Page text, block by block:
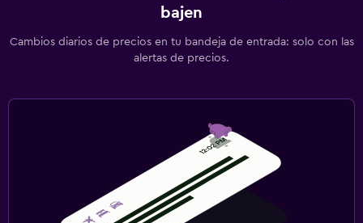
bajen
Cambios diarios de precios en tu bandeja de entrada: solo con las
alertas de precios.